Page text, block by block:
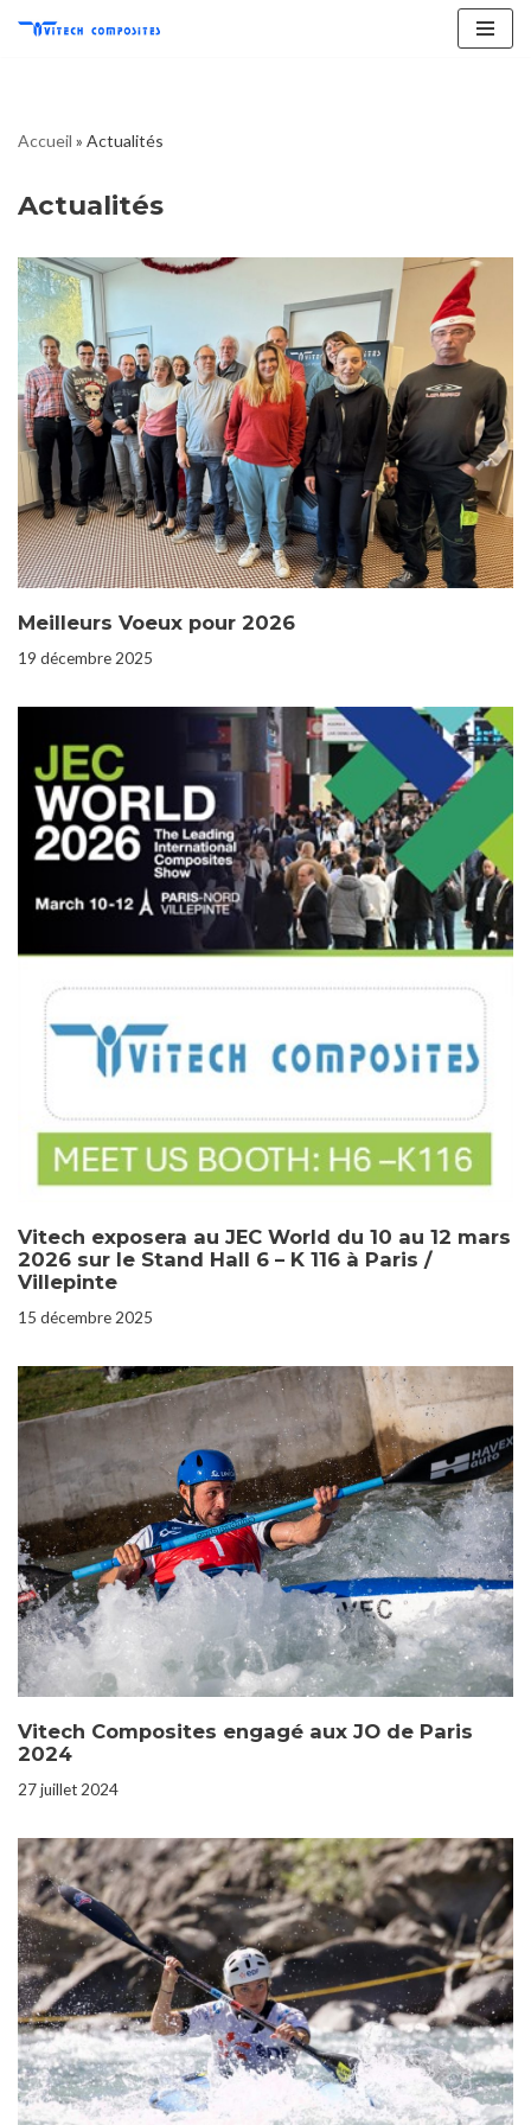
Accueil » Actualités
Actualités
Meilleurs Voeux pour 2026
19 décembre 2025
Vitech exposera au JEC World du 10 au 12 mars
2026 sur le Stand Hall 6 – K 116 à Paris /
Villepinte
15 décembre 2025
Vitech Composites engagé aux JO de Paris
2024
27 juillet 2024